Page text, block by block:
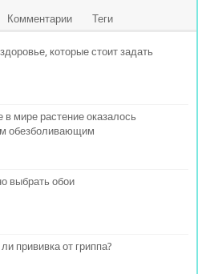
Комментарии Теги
которые стоит задать
в мире растение оказалось
обезболивающим
выбрать обои
прививка от гриппа?